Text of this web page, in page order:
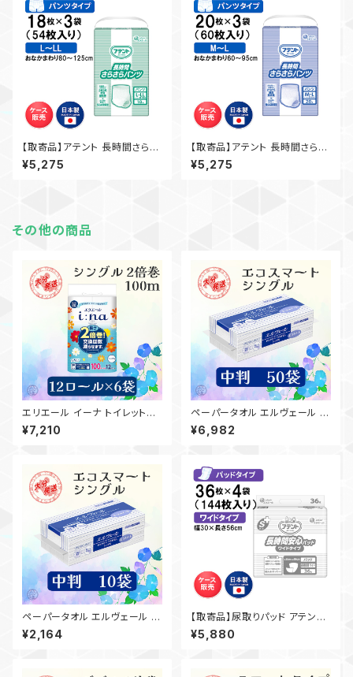
【取寄品】アテント 長時間さらさ
らパンツ L-LL 18枚入×3袋 大
王製紙 介護 業務用 【ケース販
¥5,275
【取寄品】アテント 長時間さらさ
らパンツ M-L 20枚入×3袋 大
王製紙 介護 業務用 【ケース販
¥5,275
その他の商品
エリエール イーナ トイレットテ
ィッシュー 2倍巻き 100m シン
グル 12ロール×6袋 【ケース販
¥7,210
ペーパータオル エルヴェール エ
コスマート／中判／50袋（200
枚）日本製 高品質 お手拭き 業
域送料無料
¥6,982
ペーパータオル エルヴェール エ
コスマート／中判／10袋（200
枚）日本製 高品質 お手拭き 業
¥2,164
【取寄品】尿取りパッド アテント
Sケア長時間安心パッド ワイドタ
イプ インナーシート 36枚入×4
¥5,880